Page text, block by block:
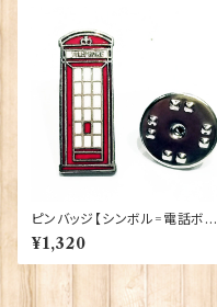
ピンバッジ【シンボル=電話ボッ
¥1,320